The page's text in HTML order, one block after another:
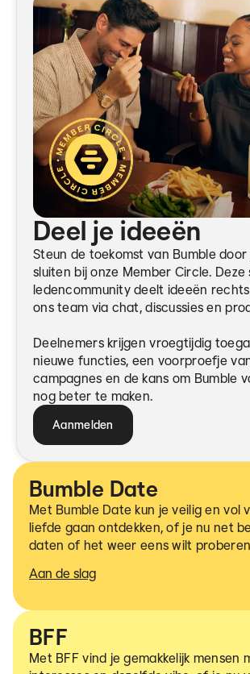
Deel je ideeën
Steun de toekomst van Bumble
sluiten bij onze Member Circle.
ledencommunity deelt ideeën
ons team via chat, discussies en
Deelnemers krijgen vroegtijdig
nieuwe functies, een voorproefje
campagnes en de kans om Bumble
nog beter te maken.
Aanmelden
Bumble Date
Met Bumble Date kun je veilig en vol
liefde gaan ontdekken, of je nu net
daten of het weer eens wilt
Aan de slag
BFF
Met BFF vind je gemakkelijk mensen